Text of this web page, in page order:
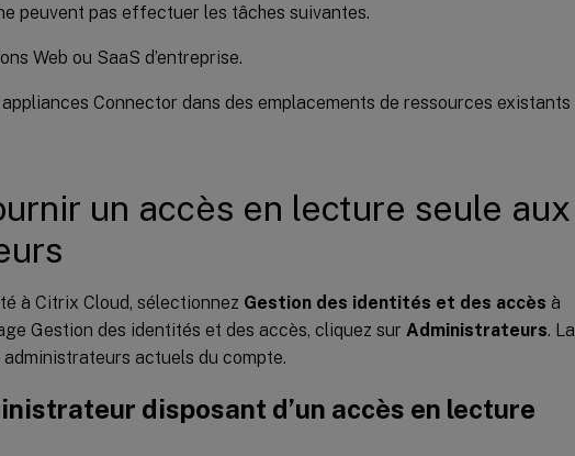
peuvent pas effectuer les tâches suivantes.
Web ou SaaS d’entreprise.
Connector dans des emplacements de ressources existants
un accès en lecture seule aux
à Citrix Cloud, sélectionnez Gestion des identités et des accès à
Gestion des identités et des accès, cliquez sur Administrateurs. La
actuels du compte.
disposant d’un accès en lecture